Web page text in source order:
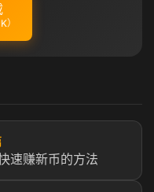
）
速赚新币的方法